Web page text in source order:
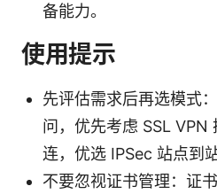
备能力。
使用提示
先评估需求后再选模式
问，优先考虑 SSL VPN
连，优选 IPSec 站点到站
不要忽视证书管理：证